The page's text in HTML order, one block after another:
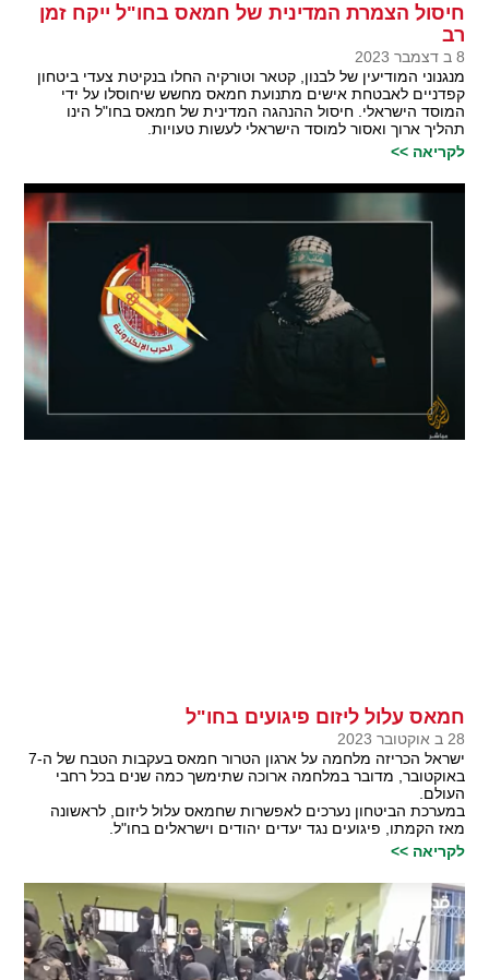
חיסול הצמרת המדינית של חמאס בחו"ל ייקח זמן
רב
8 ב דצמבר 2023
מנגנוני המודיעין של לבנון, קטאר וטורקיה החלו בנקיטת צעדי ביטחון
קפדניים לאבטחת אישים מתנועת חמאס מחשש שיחוסלו על ידי
המוסד הישראלי. חיסול ההנהגה המדינית של חמאס בחו"ל הינו
תהליך ארוך ואסור למוסד הישראלי לעשות טעויות.
לקריאה >>
חמאס עלול ליזום פיגועים בחו"ל
28 ב אוקטובר 2023
ישראל הכריזה מלחמה על ארגון הטרור חמאס בעקבות הטבח של ה-7
באוקטובר, מדובר במלחמה ארוכה שתימשך כמה שנים בכל רחבי
העולם.
במערכת הביטחון נערכים לאפשרות שחמאס עלול ליזום, לראשונה
מאז הקמתו, פיגועים נגד יעדים יהודים וישראלים בחו"ל.
לקריאה >>